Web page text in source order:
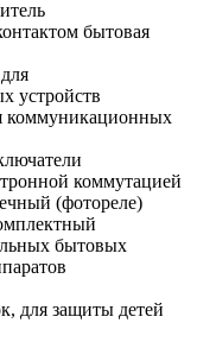
бытовая
устройств
коммуникационных
коммутацией
(фотореле)
бытовых
для защиты детей